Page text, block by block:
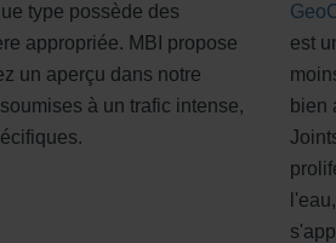
type possède des
appropriée. MBI propose
un aperçu dans notre
à un trafic intense,
est
bien